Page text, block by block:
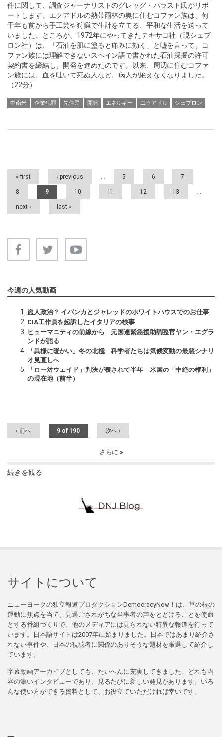
件に関して、調査ジャーナリストのグレッグ・パラスト氏がリポ
ートします。エクアドルの熱帯雨林の奥に住むコファン族は、何
千年も前から手工芸や狩猟で生計を立てる、平和な生活を送って
いました。ところが、1972年にやってきたテキサコ社（現シェブ
ロン社）は、「石油を肌に塗ると痛みに効く」と嘘を言って、コ
ファン族には理解できないスペイン語で書かれた石油採掘の許可
契約書を締結し、開発を進めたのです。以来、周辺に住むコファ
ン族には、血を吐いて死ぬ人など、病人が絶えなくなりました。
（22分）
中南米 企業犯罪 先住民 開発 エネルギー エクアドル シェブロン
Pages
« first ‹ previous … 5 6 7
8 9 10 11 12 13 …
next › last »
今週の人気動画
盗人政治？ イバンカとジャレッドのホワイトハウスでのお仕事
CIA工作員を起訴したイタリアの検事
ヒューマニティの前線から 元国連緊急援助調整官ヤン・エグラ
ンドが語る
「異様に暖かい」冬の北極 科学者たちは気候変動の最悪シナリ
オ見直しへ
「ロー対ウェイド」判決が覆されて半年 米国の「中絶の権利」
の現在地（前半）
‹ 前へ 9 of 190 次へ ›
さらに
続きを観る
サイトについて
ニューヨークの独立報道プロダクションDemocracyNow！は、草の根の
運動に焦点を当て、見過ごされがちな当事者の声をとどけることを使命
とする番組づくりで、他のメディアには見られない特異な報道を行って
います。日本語サイトは2007年に始まりました。日本ではあまり紹介さ
れない事件や、日本の視聴者に関係のありそうな題材を厳選して紹介し
ています。
字幕動画アーカイブとしても、たいへんに充実してきました。どれも内
容の濃いインタビューであり、見るたびに新しい発見があります。いろ
んな使い方ができる資料として、お役立ていただければ幸いです。